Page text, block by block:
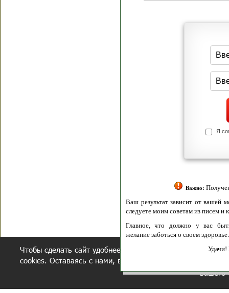
Я
Важно:Получение
Ваш результат зависит от вашей
следуете моим советам из писем и книг.
Главное, что должно у вас быть -
желание заботься о своем здоровье.
Удачи!
Чтобы сделать сайт удобнее, осуществляется обработка
cookies. Оставаясь с нами, вы соглашаетесь с нашей
вашего